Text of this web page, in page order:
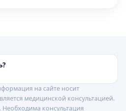
на сайте носит
медицинской консультацией.
консультация